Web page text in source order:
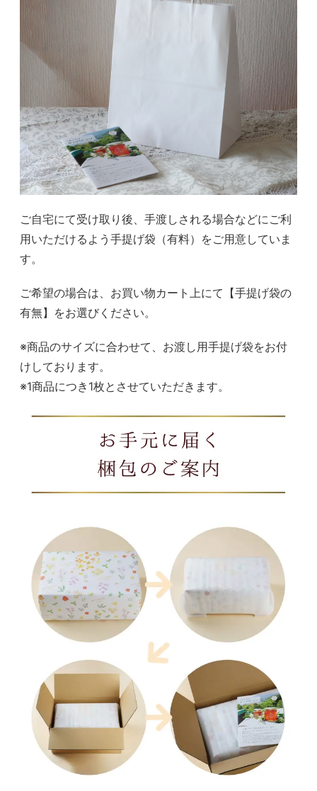
ご自宅にて受け取り後、手渡しされる場合などにご利
用いただけるよう手提げ袋（有料）をご用意していま
す。
ご希望の場合は、お買い物カート上にて【手提げ袋の
有無】をお選びください。
※商品のサイズに合わせて、お渡し用手提げ袋をお付
けしております。
※1商品につき1枚とさせていただきます。